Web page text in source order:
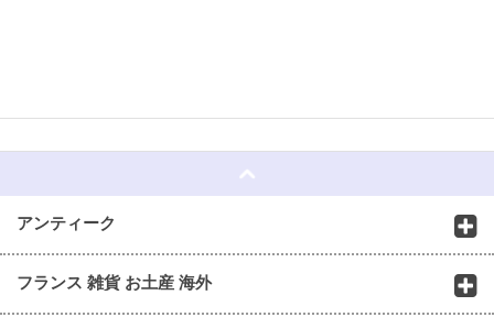
アンティーク
フランス 雑貨 お土産 海外